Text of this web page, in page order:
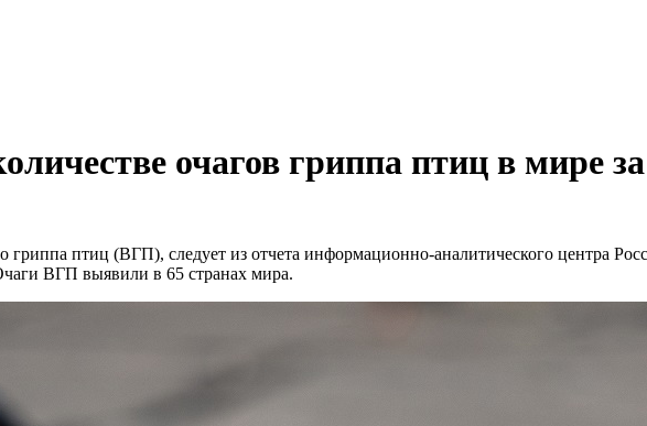
очагов гриппа птиц в мире
птиц (ВГП), следует из отчета информационно-аналитического центра
ВГП выявили в 65 странах мира.